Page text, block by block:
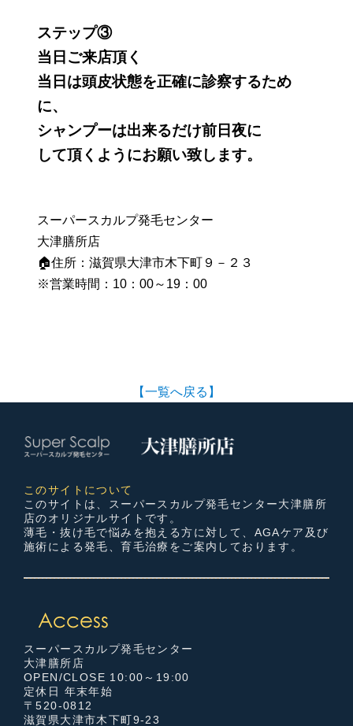
ステップ③
当日ご来店頂く
当日は頭皮状態を正確に診察するため
に、
シャンプーは出来るだけ前日夜に
して頂くようにお願い致します。
スーパースカルプ発毛センター
大津膳所店
🏠住所：滋賀県大津市木下町９－２３
※営業時間：10：00～19：00
【一覧へ戻る】
このサイトについて
このサイトは、スーパースカルプ発毛センター大津膳所
店のオリジナルサイトです。
薄毛・抜け毛で悩みを抱える方に対して、AGAケア及び
施術による発毛、育毛治療をご案内しております。
スーパースカルプ発毛センター
大津膳所店
OPEN/CLOSE 10:00～19:00
定休日 年末年始
〒520-0812
滋賀県大津市木下町9-23